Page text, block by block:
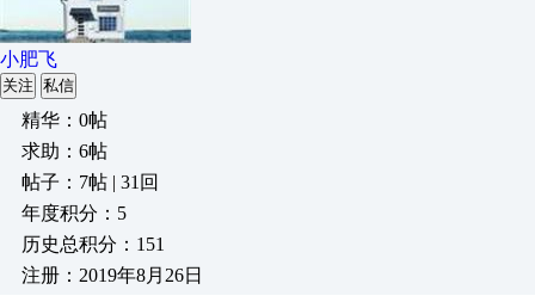
小肥飞
关注 私信
精华：0帖
求助：6帖
帖子：7帖 | 31回
年度积分：5
历史总积分：151
注册：2019年8月26日